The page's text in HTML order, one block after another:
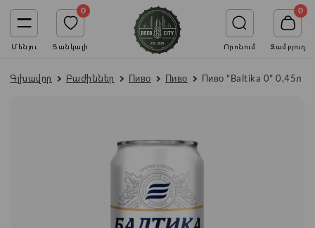
Մենյու
0
Ցանկալի Որոնում
0
Զամբյուղ
Գլխավոր Բաժիններ Пиво Пиво Пиво "Baltika 0" 0,45л